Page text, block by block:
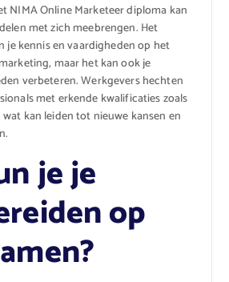
NIMA Online Marketeer diploma kan
met zich meebrengen. Het
je kennis en vaardigheden op het
maar het kan ook je
verbeteren. Werkgevers hechten
met erkende kwalificaties zoals
kan leiden tot nieuwe kansen en
je je
op